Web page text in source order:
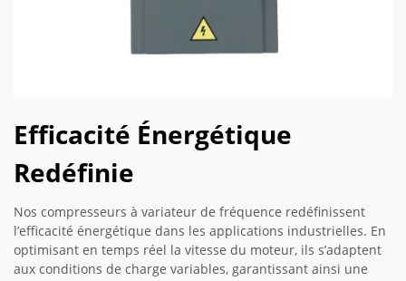
Efficacité Énergétique
Redéfinie
Nos compresseurs à variateur de fréquence redéfinissent
l’efficacité énergétique dans les applications industrielles. En
optimisant en temps réel la vitesse du moteur, ils s’adaptent
aux conditions de charge variables, garantissant ainsi une